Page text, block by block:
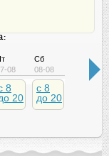
08
8
20
Сб
08-08
c 8
до 20